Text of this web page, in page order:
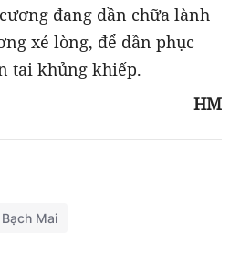
đang dần chữa lành
xé lòng, để dần phục
tai khủng khiếp.
HM
Mai